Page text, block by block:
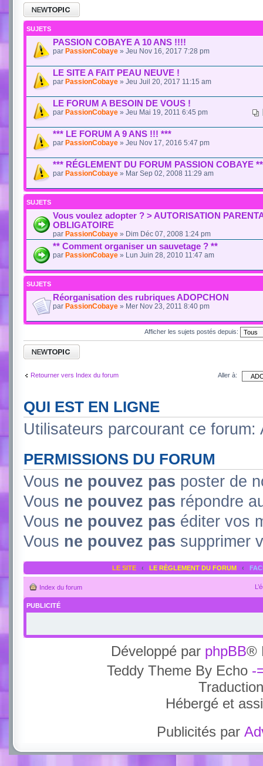
SUJETS
PASSION COBAYE A 10 ANS !!!!
par PassionCobaye » Jeu Nov 16, 2017 7:28 pm
LE SITE A FAIT PEAU NEUVE !
par PassionCobaye » Jeu Juil 20, 2017 11:15 am
LE FORUM A BESOIN DE VOUS !
par PassionCobaye » Jeu Mai 19, 2011 6:45 pm
*** LE FORUM A 9 ANS !!! ***
par PassionCobaye » Jeu Nov 17, 2016 5:47 pm
*** RÉGLEMENT DU FORUM PASSION COBAYE
par PassionCobaye » Mar Sep 02, 2008 11:29 am
SUJETS
Vous voulez adopter ? > AUTORISATION
OBLIGATOIRE
par PassionCobaye » Dim Déc 07, 2008 1:24 pm
** Comment organiser un sauvetage ? **
par PassionCobaye » Lun Juin 28, 2010 11:47 am
SUJETS
Réorganisation des rubriques ADOPCHON
par PassionCobaye » Mer Nov 23, 2011 8:40 pm
Afficher les sujets postés depuis:
Retourner vers Index du forum Aller à:
QUI EST EN LIGNE
Utilisateurs parcourant ce
PERMISSIONS DU FORUM
Vous ne pouvez pas poster de
Vous ne pouvez pas répondre
Vous ne pouvez pas éditer vos
Vous ne pouvez pas supprimer
LE SITE ‹ LE RÈGLEMENT DU FORUM ‹
Index du forum
PUBLICITÉ
Développé par phpBB®
Teddy Theme By Echo -
Hébergé et
Publicités par